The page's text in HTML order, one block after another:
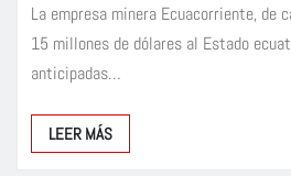
La empresa minera Ecuacorriente, de
15 millones de dólares al Estado
anticipadas…
LEER MÁS